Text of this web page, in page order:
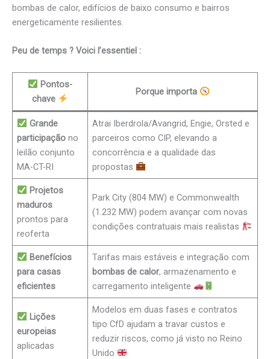
bombas de calor, edifícios de baixo consumo e bairros
energeticamente resilientes.
Peu de temps ? Voici l’essentiel :
Pontos-
chave
Porque importa
Grande
participação no
leilão conjunto
MA-CT-RI
Atrai Iberdrola/Avangrid, Engie, Orsted e
parceiros como CIP, elevando a
concorrência e a qualidade das
propostas
Projetos
maduros
prontos para
reoferta
Park City (804 MW) e Commonwealth
(1.232 MW) podem avançar com novas
condições contratuais mais realistas
Benefícios
para casas
eficientes
Tarifas mais estáveis e integração com
bombas de calor, armazenamento e
carregamento inteligente
Lições
europeias
aplicadas
Modelos em duas fases e contratos
tipo CfD ajudam a travar custos e
reduzir riscos, como já visto no Reino
Unido